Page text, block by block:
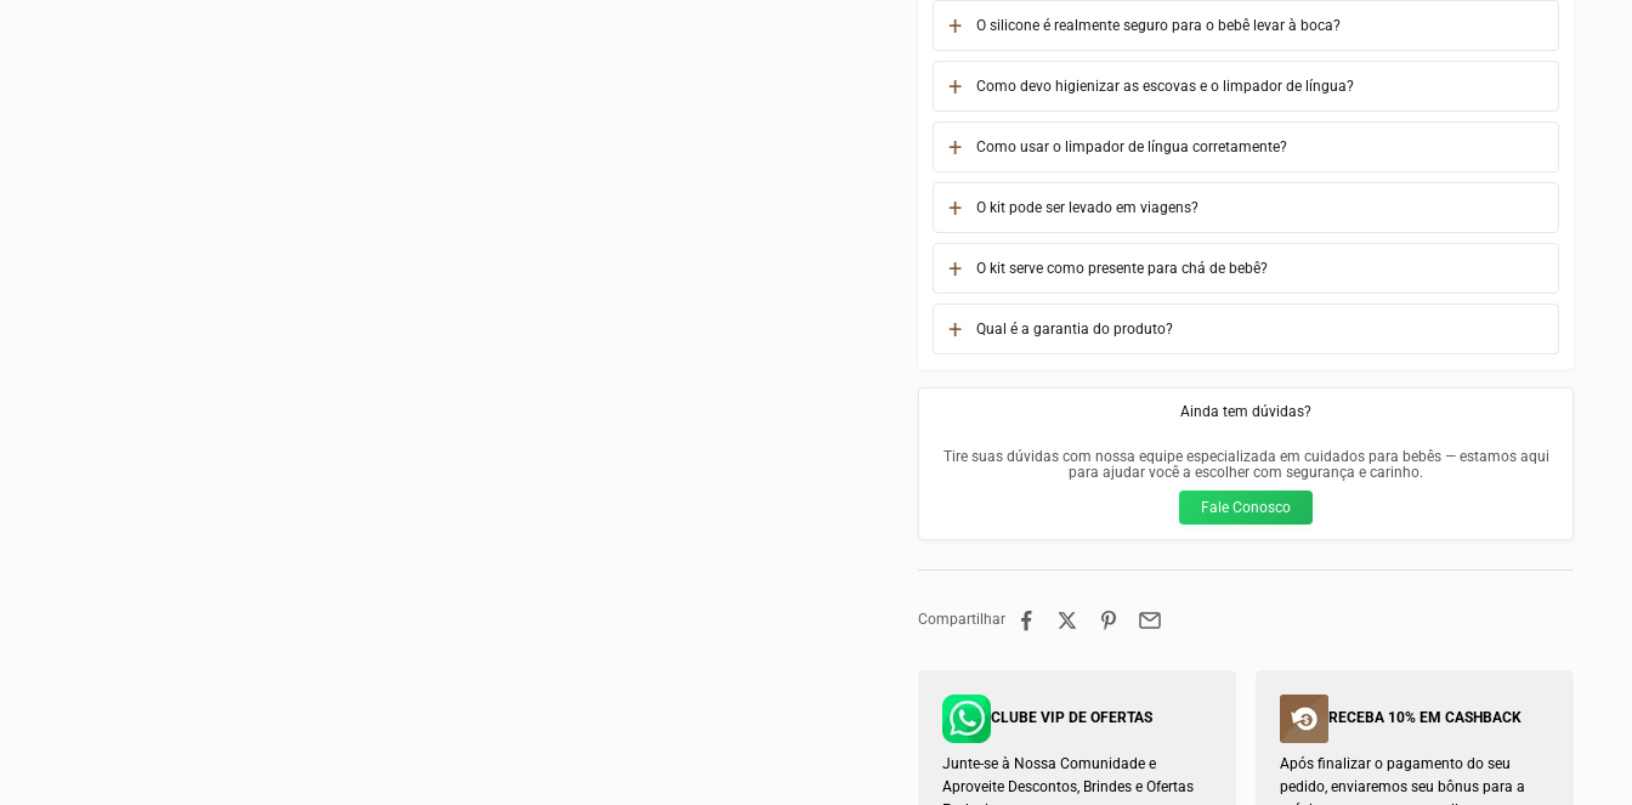
O silicone é realmente seguro para o bebê levar à boca?
Como devo higienizar as escovas e o limpador de língua?
Como usar o limpador de língua corretamente?
O kit pode ser levado em viagens?
O kit serve como presente para chá de bebê?
Qual é a garantia do produto?
Ainda tem dúvidas?
Tire suas dúvidas com nossa equipe especializada em cuidados para bebês — estamos aqui
para ajudar você a escolher com segurança e carinho.
Fale Conosco
Compartilhar
CLUBE VIP DE OFERTAS
Junte-se à Nossa Comunidade e
Aproveite Descontos, Brindes e Ofertas
RECEBA 10% EM CASHBACK
Após finalizar o pagamento do seu
pedido, enviaremos seu bônus para a